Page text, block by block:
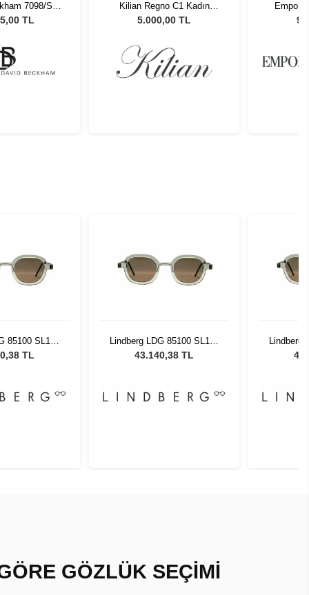
7098/S
Güneş
TL
Kilian Regno C1 Kadın
Güneş Gözlüğü
5.000,00 TL
85100 SL125
45 TL
Lindberg LDG 85100 SL125
AL29 45
43.140,38 TL
Lindberg
GÖZLÜK SEÇİMİ